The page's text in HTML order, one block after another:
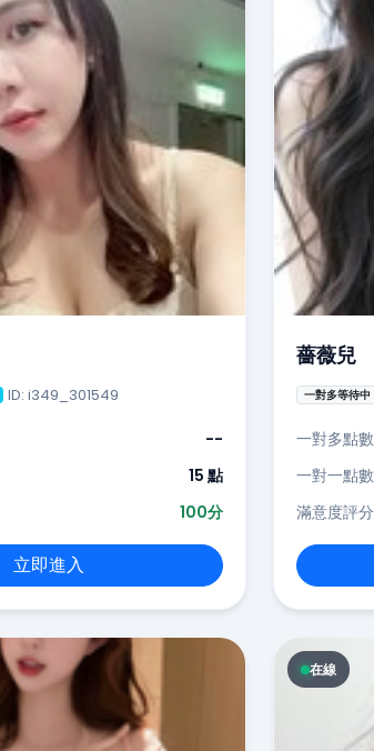
ID: i349_301549
--
15 點
100分
立即進入
薔薇兒
一對多等待中
一對多點數
一對一點數
滿意度評分
在線